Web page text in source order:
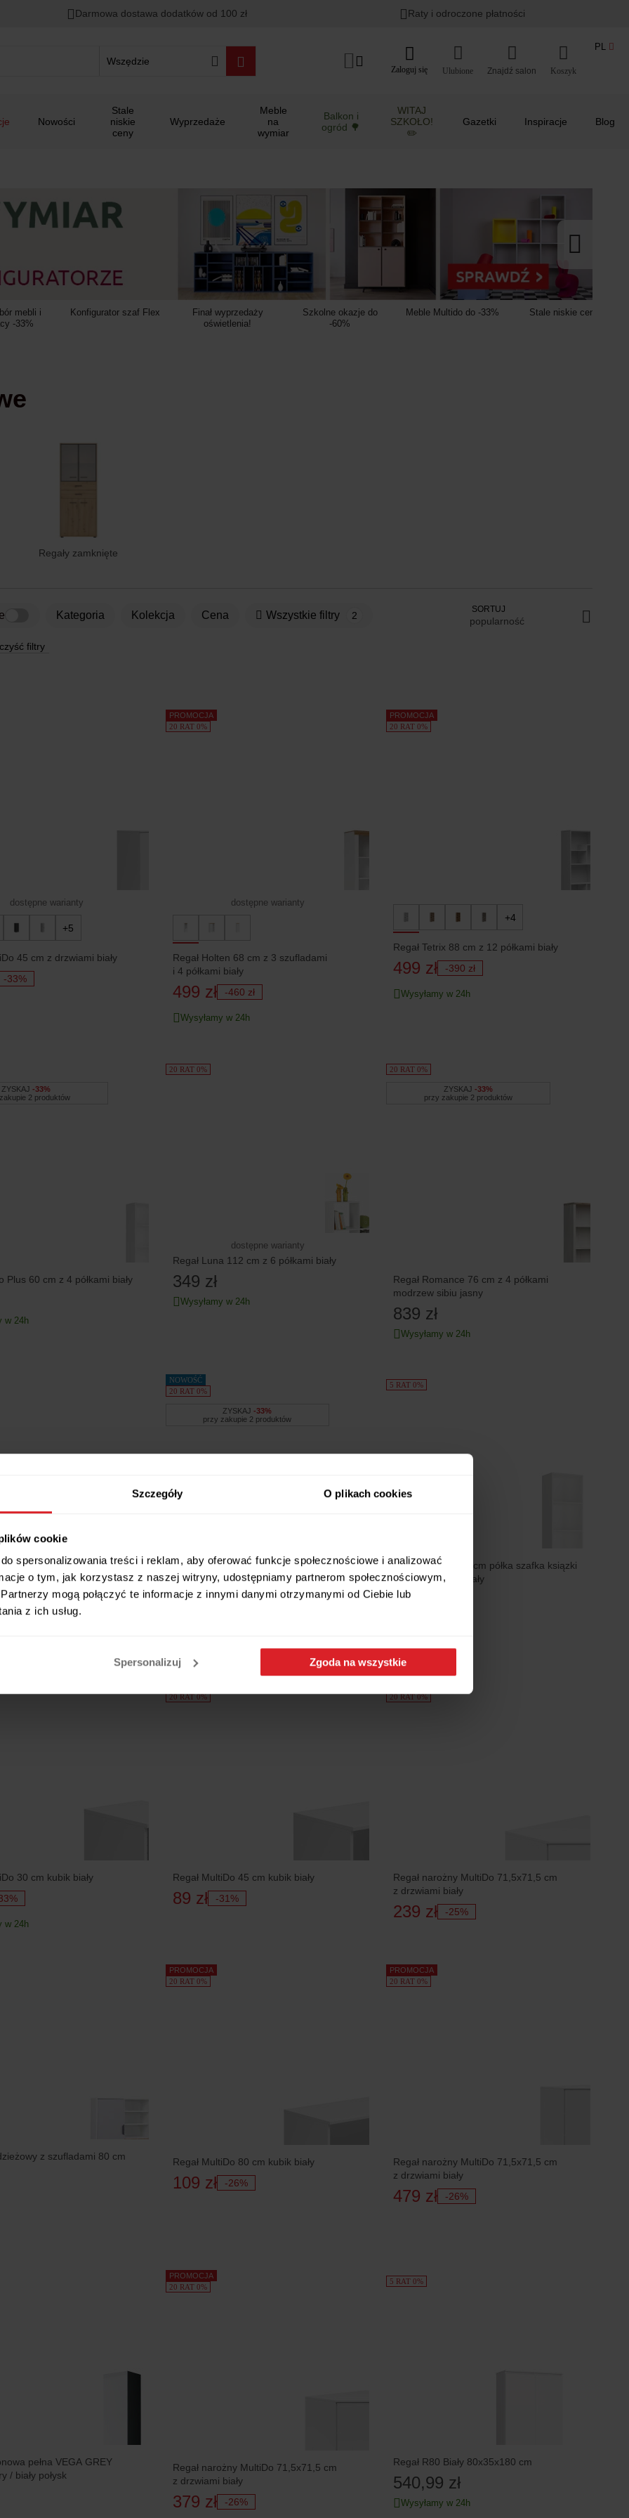
Szczegóły O plikach cookies
cookie
spersonalizowania treści i reklam, aby oferować funkcje społecznościowe i analizować
o tym, jak korzystasz z naszej witryny, udostępniamy partnerom społecznościowym,
mogą połączyć te informacje z innymi danymi otrzymanymi od Ciebie lub
z ich usług.
Spersonalizuj Zgoda na wszystkie
00 : Lato w ogrodzie i na balkonie >
Darmowa dostawa dodatków od 100 zł Raty i odroczone płatności
Wszędzie
Zaloguj się Ulubione Koszyk
PL
Nowości
Stale
niskie
ceny
Wyprzedaże
Meble
na
wymiar
Balkon i
ogród 🌳
WITAJ
SZKOŁO!
✏️
Gazetki Inspiracje Blog
mebli i
-33%
Konfigurator szaf Flex
Finał wyprzedaży
oświetlenia!
Szkolne okazje do
-60%
Meble Multido do -33% Stale niskie ceny
Regały zamknięte
kategoria Kolekcja Cena Wszystkie filtry 2
filtry
SORTUJ
popularność
dostępne warianty
+5
45 cm z drzwiami biały
-33%
PROMOCJA
20 RAT 0%
dostępne warianty
Regał Holten 68 cm z 3 szufladami
i 4 półkami biały
499 zł -460 zł
Wysyłamy w 24h
PROMOCJA
20 RAT 0%
+4
Regał Tetrix 88 cm z 12 półkami biały
499 zł -390 zł
Wysyłamy w 24h
ZYSKAJ-33%
2 produktów
Plus 60 cm z 4 półkami biały
w 24h
20 RAT 0%
dostępne warianty
Regał Luna 112 cm z 6 półkami biały
349 zł
Wysyłamy w 24h
20 RAT 0%
ZYSKAJ -33%
przy zakupie 2 produktów
Regał Romance 76 cm z 4 półkami
modrzew sibiu jasny
839 zł
Wysyłamy w 24h
MultiDo 71,5x71,5 cm
-200 zł
NOWOŚĆ
20 RAT 0%
ZYSKAJ-33%
przy zakupie 2 produktów
Regał Reserve 42 cm z 5 półkami
5 RAT 0%
Regał biurowy 40 cm półka szafka ksiązki
FRAMIRE B-40 biały
216,49 zł
30 cm kubik biały
w 24h
20 RAT 0%
Regał MultiDo 45 cm kubik biały
89 zł -31%
20 RAT 0%
Regał narożny MultiDo 71,5x71,5 cm
z drzwiami biały
239 zł -25%
z szufladami 80 cm
PROMOCJA
20 RAT 0%
Regał MultiDo 80 cm kubik biały
109 zł -26%
PROMOCJA
20 RAT 0%
Regał narożny MultiDo 71,5x71,5 cm
z drzwiami biały
479 zł -26%
pełna VEGA GREY
/ biały połysk
PROMOCJA
20 RAT 0%
Regał narożny MultiDo 71,5x71,5 cm
z drzwiami biały
379 zł -26%
5 RAT 0%
Regał R80 Biały 80x35x180 cm
540,99 zł
Wysyłamy w 24h